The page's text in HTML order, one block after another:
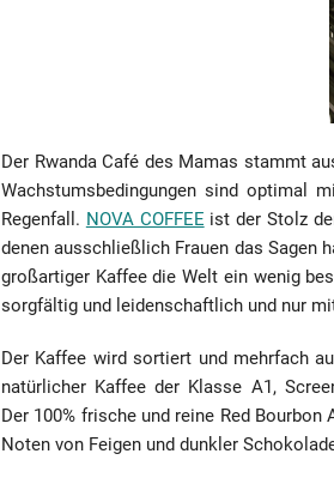
Der Rwanda Café des Mamas stammt
Wachstumsbedingungen sind optimal
Regenfall. NOVA COFFEE ist der Stolz
denen ausschließlich Frauen das Sagen
großartiger Kaffee die Welt ein wenig
sorgfältig und leidenschaftlich und nur
Der Kaffee wird sortiert und mehrfach
natürlicher Kaffee der Klasse A1,
Der 100% frische und reine Red
Noten von Feigen und dunkler